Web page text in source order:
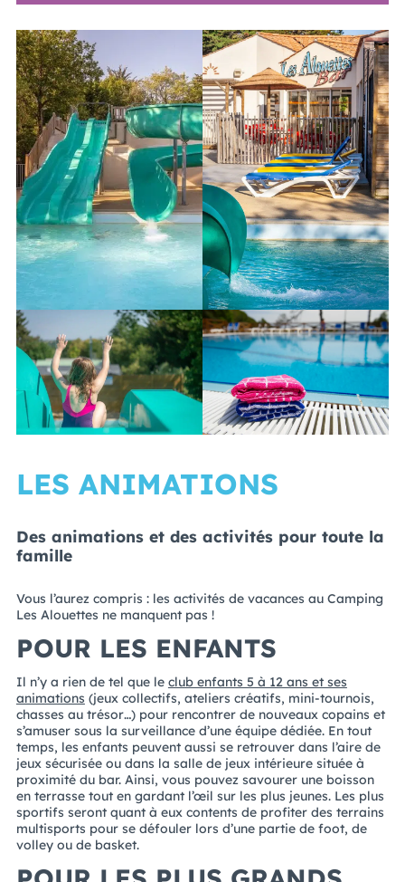
LES ANIMATIONS
Des animations et des activités pour toute la
famille
Vous l’aurez compris : les activités de vacances au Camping
Les Alouettes ne manquent pas !
POUR LES ENFANTS
Il n’y a rien de tel que le club enfants 5 à 12 ans et ses
animations (jeux collectifs, ateliers créatifs, mini-tournois,
chasses au trésor…) pour rencontrer de nouveaux copains et
s’amuser sous la surveillance d’une équipe dédiée. En tout
temps, les enfants peuvent aussi se retrouver dans l’aire de
jeux sécurisée ou dans la salle de jeux intérieure située à
proximité du bar. Ainsi, vous pouvez savourer une boisson
en terrasse tout en gardant l’œil sur les plus jeunes. Les plus
sportifs seront quant à eux contents de profiter des terrains
multisports pour se défouler lors d’une partie de foot, de
volley ou de basket.